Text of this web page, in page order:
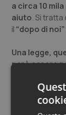
a circa 10
aiuto. Si tratta
il “dopo di noi”
Una legge,
però essere
di noi'. Voglio
c'è di positivo